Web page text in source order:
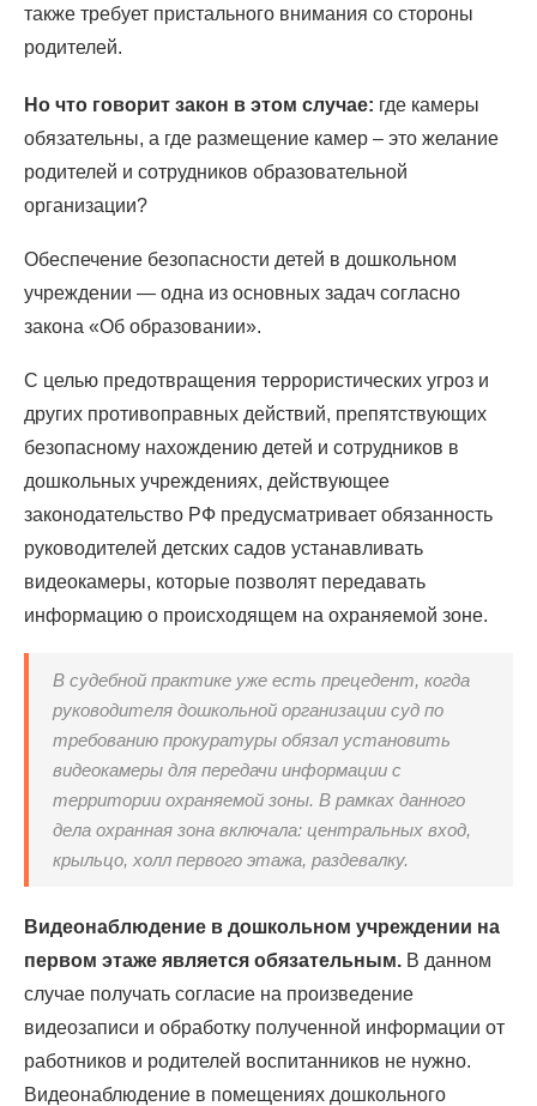
также требует пристального внимания со стороны
родителей.
Но что говорит закон в этом случае: где камеры
обязательны, а где размещение камер – это желание
родителей и сотрудников образовательной
организации?
Обеспечение безопасности детей в дошкольном
учреждении — одна из основных задач согласно
закона «Об образовании».
С целью предотвращения террористических угроз и
других противоправных действий, препятствующих
безопасному нахождению детей и сотрудников в
дошкольных учреждениях, действующее
законодательство РФ предусматривает обязанность
руководителей детских садов устанавливать
видеокамеры, которые позволят передавать
информацию о происходящем на охраняемой зоне.
В судебной практике уже есть прецедент, когда
руководителя дошкольной организации суд по
требованию прокуратуры обязал установить
видеокамеры для передачи информации с
территории охраняемой зоны. В рамках данного
дела охранная зона включала: центральных вход,
крыльцо, холл первого этажа, раздевалку.
Видеонаблюдение в дошкольном учреждении на
первом этаже является обязательным. В данном
случае получать согласие на произведение
видеозаписи и обработку полученной информации от
работников и родителей воспитанников не нужно.
Видеонаблюдение в помещениях дошкольного